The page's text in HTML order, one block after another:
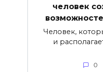
человек
Человек,
и
0